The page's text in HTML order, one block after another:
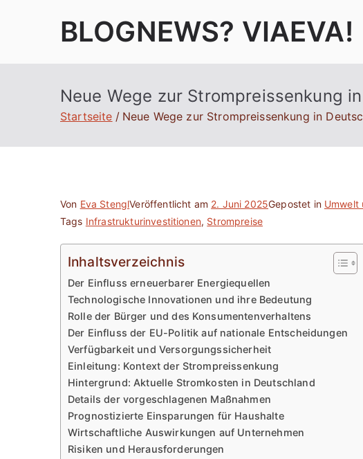
BLOGNEWS? VIAEVA!
Neue Wege zur Strompreissenkung
Startseite Neue Wege zur Strompreissenkung in
Von Eva StenglVeröffentlicht am 2. Juni 2025Gepostet in Umwelt
Tags Infrastrukturinvestitionen, Strompreise
Inhaltsverzeichnis
Der Einfluss erneuerbarer Energiequellen
Technologische Innovationen und ihre Bedeutung
Rolle der Bürger und des Konsumentenverhaltens
Der Einfluss der EU-Politik auf nationale Entscheidungen
Verfügbarkeit und Versorgungssicherheit
Einleitung: Kontext der Strompreissenkung
Hintergrund: Aktuelle Stromkosten in Deutschland
Details der vorgeschlagenen Maßnahmen
Prognostizierte Einsparungen für Haushalte
Wirtschaftliche Auswirkungen auf Unternehmen
Risiken und Herausforderungen